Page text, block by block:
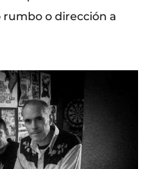
o dirección a